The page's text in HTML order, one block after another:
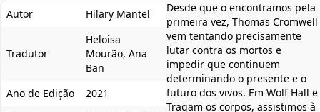
Autor Hilary Mantel
Tradutor
Heloisa
Mourão, Ana
Ban
Ano de Edição
2021
Desde que o encontramos pela
primeira vez, Thomas Cromwell
vem tentando precisamente
lutar contra os mortos e
impedir que continuem
determinando o presente e o
futuro dos vivos. Em Wolf Hall e
Tragam os corpos, assistimos à